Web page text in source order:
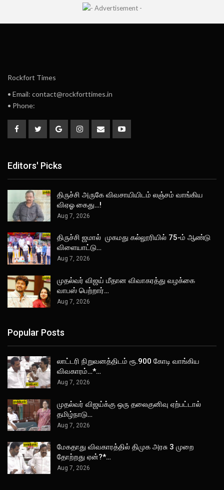
Rockfort Times
• Email: contact@rockforttimes.in
• Phone:
Editors' Picks
திருச்சி அருகே விவசாயியிடம் லஞ்சம் வாங்கிய
விஏஓ கைது…!
Aug 7, 2026
திருச்சி ஜமால் முகமது கல்லூரியில் 75-ம் ஆண்டு
விளையாட்டு…
Aug 7, 2026
முதல்வர் விஜய் மீதான விவாகரத்து வழக்கை
வாபஸ் பெற்றார்…
Aug 7, 2026
Popular Posts
லாட்டரி நிறுவனத்திடம் ரூ.900 கோடி வாங்கிய
விவகாரம்…*…
Aug 7, 2026
முதல்வர் விஜய்க்கு ஒரு தலைகுனிவு ஏற்பட்டால்
தமிழ்நாடு…
Aug 7, 2026
மேகதாது விவகாரத்தில் திமுக அரசு 3 முறை
தோற்றது ஏன்?*…
Aug 7, 2026